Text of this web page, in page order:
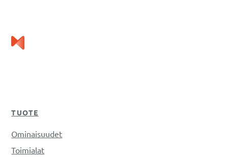
TUOTE
Ominaisuudet
Toimialat